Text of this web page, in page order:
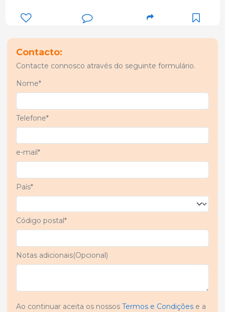
Contacto:
Contacte connosco através do seguinte formulário.
Nome*
Telefone*
e-mail*
País*
Código postal*
Notas adicionais(Opcional)
Ao continuar aceita os nossos Termos e Condições e a